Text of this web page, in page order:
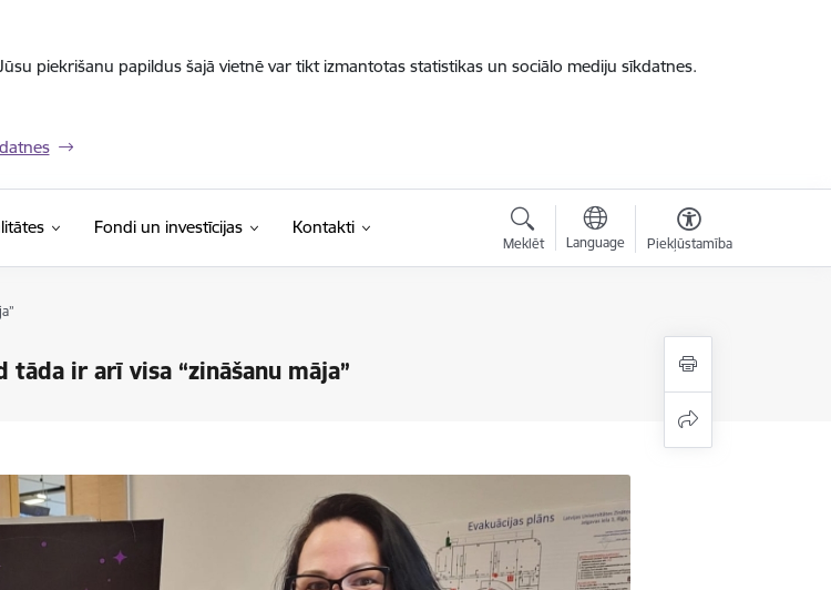
piekrišanu papildus šajā vietnē var tikt izmantotas statistikas un sociālo mediju sīkdatnes.
Fondi un investīcijas Kontakti
Meklēt Language Piekļūstamība
ir arī visa “zināšanu māja”